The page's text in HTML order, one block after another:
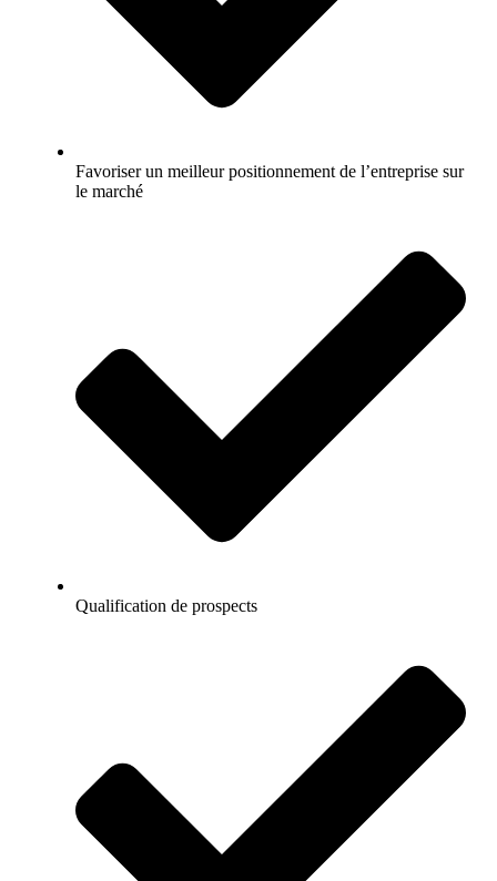
Favoriser un meilleur positionnement de l’entreprise sur
le marché
Qualification de prospects